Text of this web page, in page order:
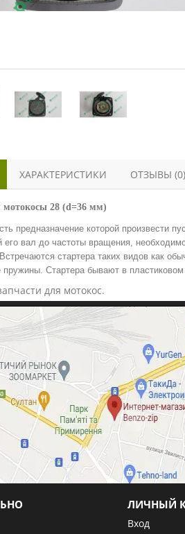
ХАРАКТЕРИСТИКИ ОТЗЫВЫ (0)
28 (d=36 мм)
предназначение которой произвести
его вал до частоты вращения,
стартера таких видов как
Стартера бывают в
для мотокос.
ЛИЧНЫЙ
Вход